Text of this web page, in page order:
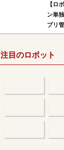
【ロ
ン単
プリ
注目のロボット